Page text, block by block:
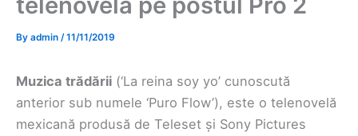
By admin /11/11/2019
Muzica trădării (‘La reina soy yo’ cunoscută
anterior sub numele ‘Puro Flow’), este o telenovelă
mexicană produsă de Teleset și Sony Pictures